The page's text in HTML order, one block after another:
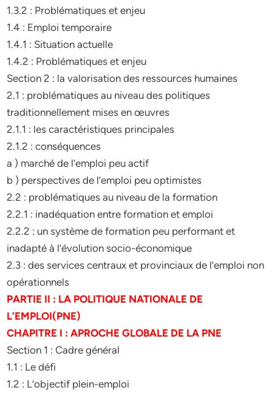
1.3.2 : Problématiques et enjeu
1.4 : Emploi temporaire
1.4.1 : Situation actuelle
1.4.2 : Problématiques et enjeu
Section 2 : la valorisation des ressources humaines
2.1 : problématiques au niveau des politiques
traditionnellement mises en œuvres
2.1.1 : les caractéristiques principales
2.1.2 : conséquences
a ) marché de l’emploi peu actif
b ) perspectives de l’emploi peu optimistes
2.2 : problématiques au niveau de la formation
2.2.1 : inadéquation entre formation et emploi
2.2.2 : un système de formation peu performant et
inadapté à l’évolution socio-économique
2.3 : des services centraux et provinciaux de l’emploi non
opérationnels
PARTIE II : LA POLITIQUE NATIONALE DE
L’EMPLOI(PNE)
CHAPITRE I : APROCHE GLOBALE DE LA PNE
Section 1 : Cadre général
1.1 : Le défi
1.2 : L’objectif plein-emploi